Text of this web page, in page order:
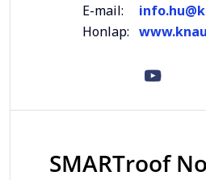
E-mail:
Honlap:
SMARTroof